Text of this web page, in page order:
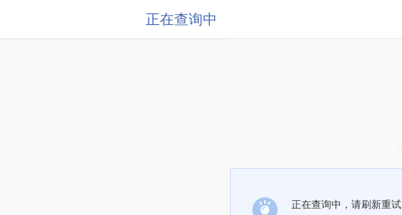
正在查询中
正在查询中，请刷新重试